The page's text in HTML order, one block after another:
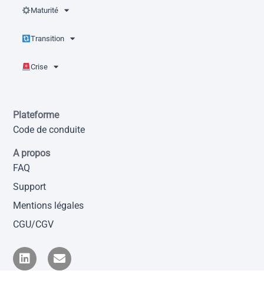
Maturité
Transition
Crise
Plateforme
Code de conduite
A propos
FAQ
Support
Mentions légales
CGU/CGV